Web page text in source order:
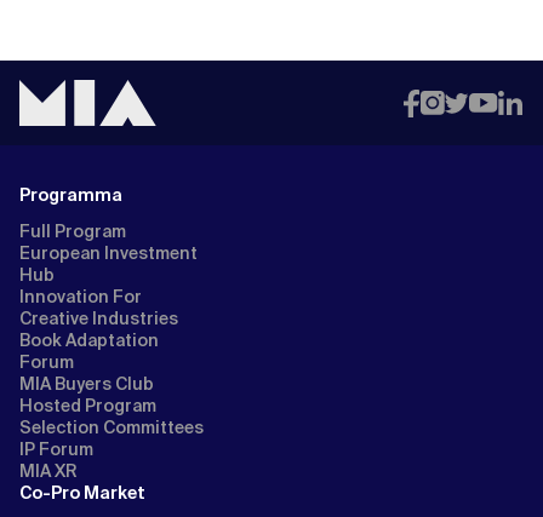
Programma
Full Program
European Investment
Hub
Innovation For
Creative Industries
Book Adaptation
Forum
MIA Buyers Club
Hosted Program
Selection Committees
IP Forum
MIA XR
Co-Pro Market